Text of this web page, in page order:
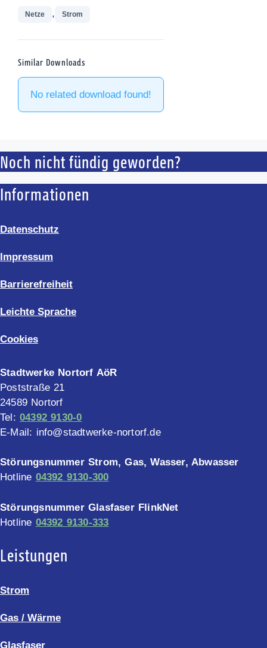
Netze , Strom
Similar Downloads
No related download found!
Noch nicht fündig geworden?
Informationen
Datenschutz
Impressum
Barrierefreiheit
Leichte Sprache
Cookies
Stadtwerke Nortorf AöR
Poststraße 21
24589 Nortorf
Tel: 04392 9130-0
E-Mail: info@stadtwerke-nortorf.de
Störungsnummer Strom, Gas, Wasser, Abwasser
Hotline 04392 9130-300
Störungsnummer Glasfaser FlinkNet
Hotline 04392 9130-333
Leistungen
Strom
Gas / Wärme
Glasfaser